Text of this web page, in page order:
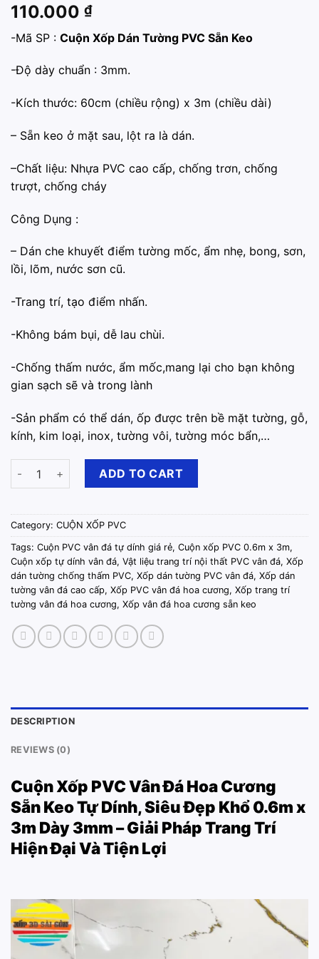
110.000 ₫
-Mã SP : Cuộn Xốp Dán Tường PVC Sẵn Keo
-Độ dày chuẩn : 3mm.
-Kích thước: 60cm (chiều rộng) x 3m (chiều dài)
– Sẵn keo ở mặt sau, lột ra là dán.
–Chất liệu: Nhựa PVC cao cấp, chống trơn, chống
trượt, chống cháy
Công Dụng :
– ️Dán che khuyết điểm tường mốc, ẩm nhẹ, bong, sơn,
lồi, lõm, nước sơn cũ.
-️Trang trí, tạo điểm nhấn.
️-Không bám bụi, dễ lau chùi.
️-Chống thấm nước, ẩm mốc,mang lại cho bạn không
gian sạch sẽ và trong lành
-️Sản phẩm có thể dán, ốp được trên bề mặt tường, gỗ,
kính, kim loại, inox, tường vôi, tường móc bẩn,…
Cuộn Xốp Dán Tường PVC Sẵn Keo 0.6m x 3m Đá Xám La Mã
ADD TO CART
Category: CUỘN XỐP PVC
Tags: Cuộn PVC vân đá tự dính giá rẻ, Cuộn xốp PVC 0.6m x 3m,
Cuộn xốp tự dính vân đá, Vật liệu trang trí nội thất PVC vân đá, Xốp
dán tường chống thấm PVC, Xốp dán tường PVC vân đá, Xốp dán
tường vân đá cao cấp, Xốp PVC vân đá hoa cương, Xốp trang trí
tường vân đá hoa cương, Xốp vân đá hoa cương sẵn keo
DESCRIPTION
REVIEWS (0)
Cuộn Xốp PVC Vân Đá Hoa Cương
Sẵn Keo Tự Dính, Siêu Đẹp Khổ 0.6m x
3m Dày 3mm – Giải Pháp Trang Trí
Hiện Đại Và Tiện Lợi